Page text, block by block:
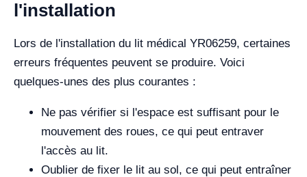
l'installation
Lors de l'installation du lit médical YR06259, certaines
erreurs fréquentes peuvent se produire. Voici
quelques-unes des plus courantes :
Ne pas vérifier si l'espace est suffisant pour le
mouvement des roues, ce qui peut entraver
l'accès au lit.
Oublier de fixer le lit au sol, ce qui peut entraîner